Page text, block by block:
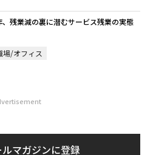
残業減の裏に潜むサービス残業の実態
場/オフィス
マガジンに登録